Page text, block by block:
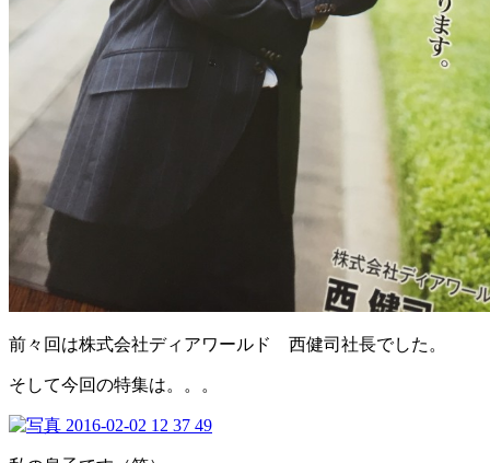
前々回は株式会社ディアワールド 西健司社長でした。
そして今回の特集は。。。